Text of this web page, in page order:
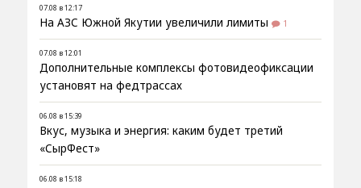
07.08 в 12:17
На АЗС Южной Якутии увеличили лимиты 1
07.08 в 12:01
Дополнительные комплексы фотовидеофиксации
установят на федтрассах
06.08 в 15:39
Вкус, музыка и энергия: каким будет третий
«СырФест»
06.08 в 15:18